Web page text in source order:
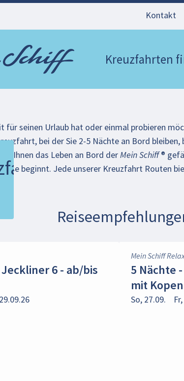
Kontakt
Kreuzfahrten
für seinen Urlaub hat oder einmal probieren
, bei der Sie 2-5 Nächte an Bord
ob Ihnen das Leben an Bord derMein Schiff®
beginnt. Jede unserer Kreuzfahrt Routen
6 - ab/bis
Mein Schiff
5 Nächte
mit
So, 27.09.